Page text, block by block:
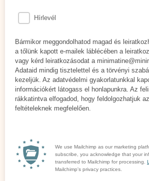
Hírlevél
Bármikor meggondolhatod magad és
a tőlünk kapott e-mailek láblécében a
vagy kérd leiratkozásodat a
Adataid mindig tisztelettel és a törvényi
kezeljük. Az adatvédelmi gyakorlatunkkal
információkért látogass el honlapunkra. Az
rákkatintva elfogadod, hogy feldolgozhatjuk
feltételeknek megfelelően.
We use Mailchimp as our marketing
subscribe, you acknowledge that your
transferred to Mailchimp for processing.
Mailchimp's privacy practices.